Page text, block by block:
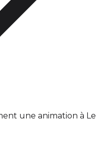
une animation à Le